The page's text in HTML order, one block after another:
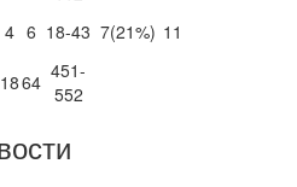
4 6 18-43 7(21%) 11
1864 451-
552